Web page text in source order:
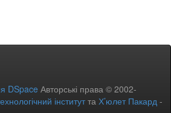
DSpace Авторські права © 2002-
інститутта Х’юлет Пакард -